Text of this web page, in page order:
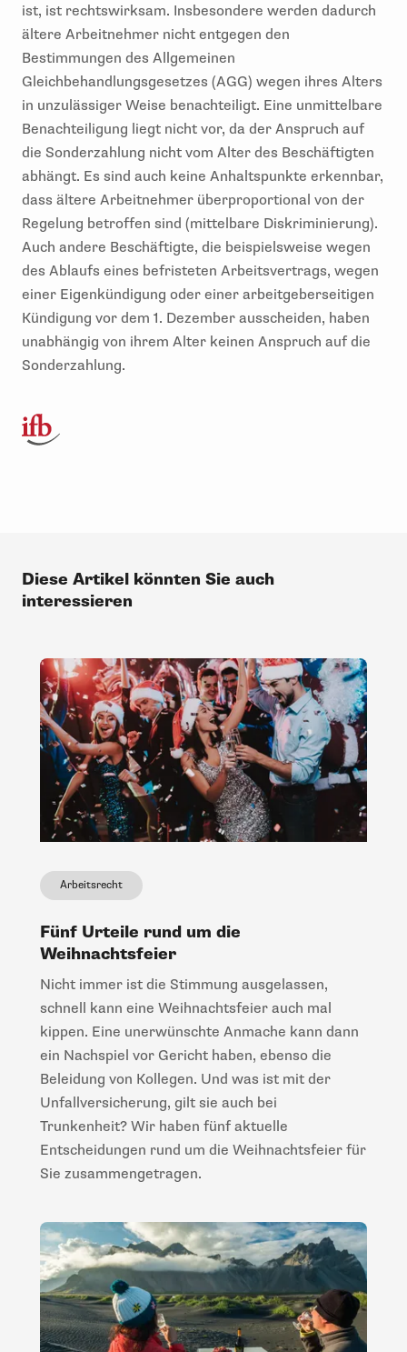
ist, ist rechtswirksam. Insbesondere werden dadurch
ältere Arbeitnehmer nicht entgegen den
Bestimmungen des Allgemeinen
Gleichbehandlungsgesetzes (AGG) wegen ihres Alters
in unzulässiger Weise benachteiligt. Eine unmittelbare
Benachteiligung liegt nicht vor, da der Anspruch auf
die Sonderzahlung nicht vom Alter des Beschäftigten
abhängt. Es sind auch keine Anhaltspunkte erkennbar,
dass ältere Arbeitnehmer überproportional von der
Regelung betroffen sind (mittelbare Diskriminierung).
Auch andere Beschäftigte, die beispielsweise wegen
des Ablaufs eines befristeten Arbeitsvertrags, wegen
einer Eigenkündigung oder einer arbeitgeberseitigen
Kündigung vor dem 1. Dezember ausscheiden, haben
unabhängig von ihrem Alter keinen Anspruch auf die
Sonderzahlung.
Diese Artikel könnten Sie auch
interessieren
Arbeitsrecht
Fünf Urteile rund um die
Weihnachtsfeier
Nicht immer ist die Stimmung ausgelassen,
schnell kann eine Weihnachtsfeier auch mal
kippen. Eine unerwünschte Anmache kann dann
ein Nachspiel vor Gericht haben, ebenso die
Beleidung von Kollegen. Und was ist mit der
Unfallversicherung, gilt sie auch bei
Trunkenheit? Wir haben fünf aktuelle
Entscheidungen rund um die Weihnachtsfeier für
Sie zusammengetragen.